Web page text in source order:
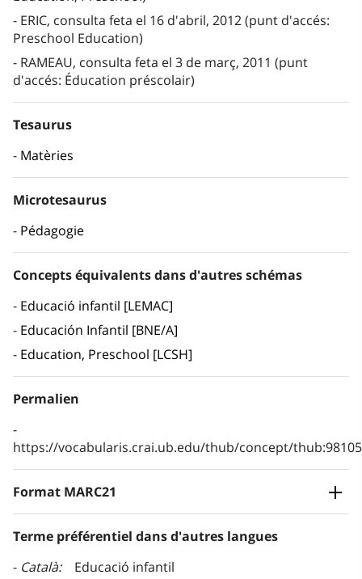
ERIC, consulta feta el 16 d'abril, 2012 (punt d'accés:
Preschool Education)
RAMEAU, consulta feta el 3 de març, 2011 (punt
d'accés: Éducation préscolair)
Tesaurus
Matèries
Microtesaurus
Pédagogie
Concepts équivalents dans d'autres schémas
Educació infantil [LEMAC]
Educación Infantil [BNE/A]
Education, Preschool [LCSH]
Permalien
https://vocabularis.crai.ub.edu/thub/concept/
Format MARC21
Terme préférentiel dans d'autres langues
Català
Educació infantil